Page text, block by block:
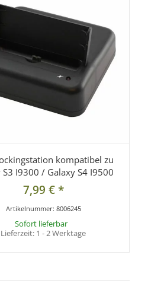
kompatibel zu
S3 I9300 / Galaxy S4 I9500
7,99 €*
Artikelnummer: 8006245
Sofort lieferbar
Lieferzeit: 1 - 2 Werktage